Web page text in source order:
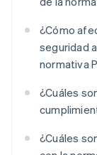
¿Cómo
seguridad
normativa
¿Cuáles
¿Cuáles